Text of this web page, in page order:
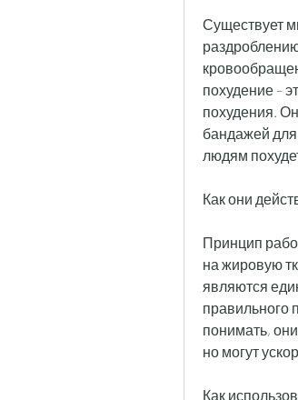
Существует
похудение –
похудения.
бандажей
людям
Как они
Принцип
на жировую
являются
правильного
понимать,
но могут
Как